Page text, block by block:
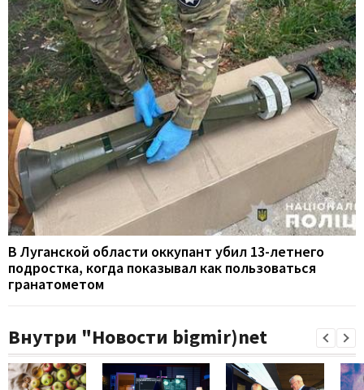
В Луганской области оккупант убил 13-летнего
подростка, когда показывал как пользоваться
гранатометом
Внутри "Новости bigmir)net